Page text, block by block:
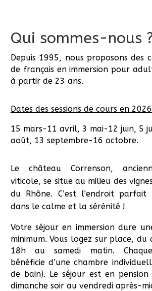
Qui sommes-nous
Depuis 1995, nous proposons des
de français en immersion pour
à partir de 23 ans.
Dates des sessions de cours en 2026
15 mars-11 avril, 3 mai-12 juin, 5
août, 13 septembre-16 octobre.
Le château Correnson,
viticole, se situe au milieu des
du Rhône. C’est l’endroit parfait
dans le calme et la sérénité !
Votre séjour en immersion dure
minimum. Vous logez sur place, du
18h au samedi matin.
bénéficie d’une chambre
de bain). Le séjour est en
dimanche soir au vendredi après-